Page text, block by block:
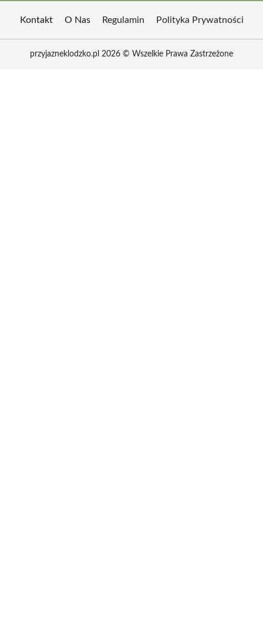
Kontakt O Nas Regulamin Polityka Prywatności
przyjazneklodzko.pl 2026 © Wszelkie Prawa Zastrzeżone